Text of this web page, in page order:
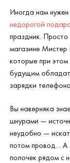
Иногда нам
недорогой
праздник. Просто
магазине Мистер
которые при этом
будущим
зарядки
Вы наверняка
шнурами —
неудобно —
потом провод… А
полочек рядом с